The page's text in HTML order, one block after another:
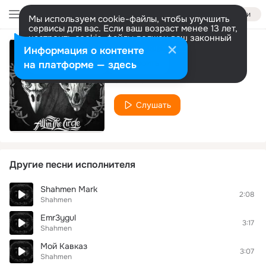
Войти
Мы используем cookie-файлы, чтобы улучшить
сервисы для вас. Если ваш возраст менее 13 лет,
настроить cookie-файлы должен ваш законный
представитель. Больше информации
Разрешить все Настроить
Mice
Shahmen
Слушать
Другие песни исполнителя
Shahmen Mark
Shahmen
2:08
Emr3ygul
Shahmen
3:17
Мой Кавказ
Shahmen
3:07
Информация о контенте
на платформе — здесь